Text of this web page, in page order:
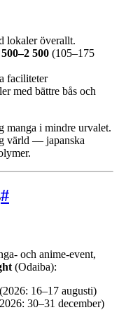
lokaler överallt.
500 (105–175
faciliteter
med bättre bås och
manga i mindre urvalet.
värld — japanska
#
och anime-event,
(Odaiba):
16–17 augusti)
30–31 december)